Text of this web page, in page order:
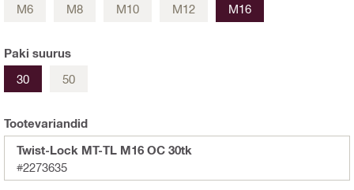
M6
M8 M10 M12 M16
Paki suurus
30
50
Tootevariandid
Twist-Lock MT-TL M16 OC 30tk
#2273635